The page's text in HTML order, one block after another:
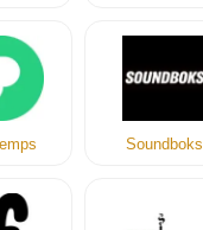
Soundboks